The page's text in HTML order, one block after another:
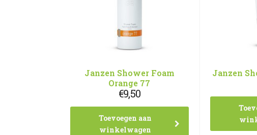
Janzen Shower Foam
Orange 77
€9,50
Toevoegen aan
winkelwagen
Janzen